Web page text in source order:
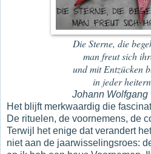
Die Sterne, die
man freut sich
und mit Entzücken
in jeder
Johann Wolfgang
Het blijft merkwaardig die
De rituelen, de voornemens, de
Terwijl het enige dat verandert
niet aan de jaarwisselingsroes: